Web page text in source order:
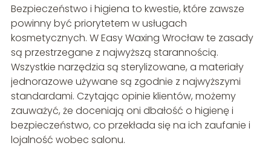
Bezpieczeństwo i higiena to kwestie, które zawsze
powinny być priorytetem w usługach
kosmetycznych. W Easy Waxing Wrocław te zasady
są przestrzegane z najwyższą starannością.
Wszystkie narzędzia są sterylizowane, a materiały
jednorazowe używane są zgodnie z najwyższymi
standardami. Czytając opinie klientów, możemy
zauważyć, że doceniają oni dbałość o higienę i
bezpieczeństwo, co przekłada się na ich zaufanie i
lojalność wobec salonu.